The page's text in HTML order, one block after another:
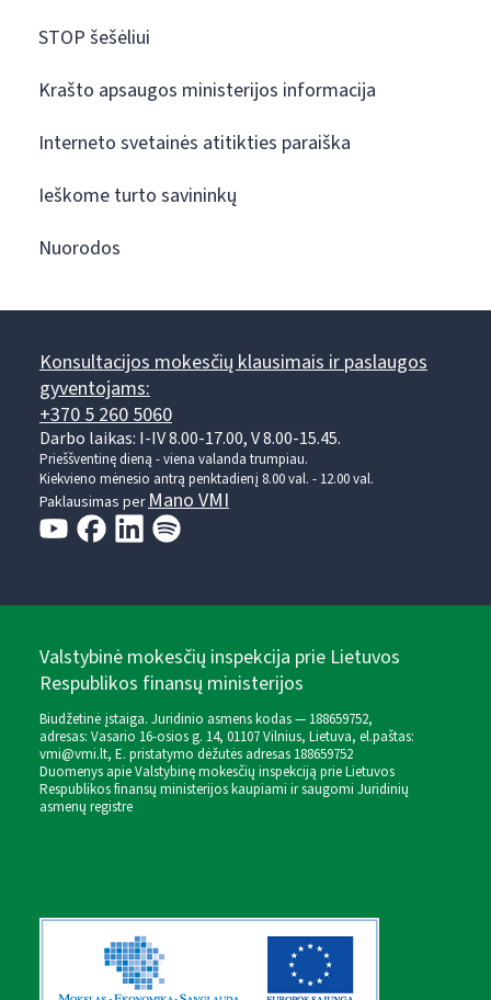
STOP šešėliui
Krašto apsaugos ministerijos informacija
Interneto svetainės atitikties paraiška
Ieškome turto savininkų
Nuorodos
Konsultacijos mokesčių klausimais ir paslaugos
gyventojams:
+370 5 260 5060
Darbo laikas: I-IV 8.00-17.00, V 8.00-15.45.
Prieššventinę dieną - viena valanda trumpiau.
Kiekvieno mėnesio antrą penktadienį 8.00 val. - 12.00 val.
Paklausimas per Mano VMI
Valstybinė mokesčių inspekcija prie Lietuvos
Respublikos finansų ministerijos
Biudžetinė įstaiga. Juridinio asmens kodas — 188659752,
adresas: Vasario 16-osios g. 14, 01107 Vilnius, Lietuva, el.paštas:
vmi@vmi.lt, E. pristatymo dėžutės adresas 188659752
Duomenys apie Valstybinę mokesčių inspekciją prie Lietuvos
Respublikos finansų ministerijos kaupiami ir saugomi Juridinių
asmenų registre